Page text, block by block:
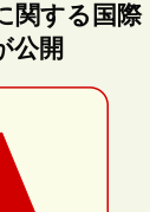
関する国際
公開